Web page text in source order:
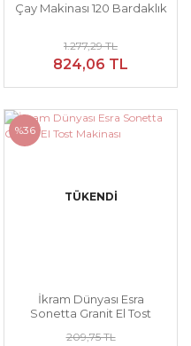
Çay Makinası 120 Bardaklık
1.277,29 TL
824,06 TL
%36
TÜKENDİ
İkram Dünyası Esra
Sonetta Granit El Tost
209,75 TL